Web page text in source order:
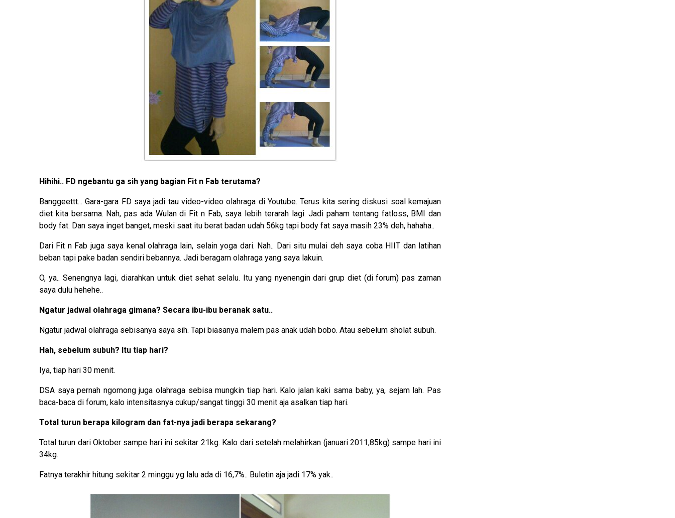
Hihihi.. FD ngebantu ga sih yang bagian Fit n Fab terutama?
Banggeettt... Gara-gara FD saya jadi tau video-video olahraga di Youtube. Terus kita sering diskusi soal kemajuan
diet kita bersama. Nah, pas ada Wulan di Fit n Fab, saya lebih terarah lagi. Jadi paham tentang fatloss, BMI dan
body fat. Dan saya inget banget, meski saat itu berat badan udah 56kg tapi body fat saya masih 23% deh, hahaha..
Dari Fit n Fab juga saya kenal olahraga lain, selain yoga dari. Nah.. Dari situ mulai deh saya coba HIIT dan latihan
beban tapi pake badan sendiri bebannya. Jadi beragam olahraga yang saya lakuin.
O, ya.. Senengnya lagi, diarahkan untuk diet sehat selalu. Itu yang nyenengin dari grup diet (di forum) pas zaman
saya dulu hehehe..
Ngatur jadwal olahraga gimana? Secara ibu-ibu beranak satu..
Ngatur jadwal olahraga sebisanya saya sih. Tapi biasanya malem pas anak udah bobo. Atau sebelum sholat subuh.
Hah, sebelum subuh? Itu tiap hari?
Iya, tiap hari 30 menit.
DSA saya pernah ngomong juga olahraga sebisa mungkin tiap hari. Kalo jalan kaki sama baby, ya, sejam lah. Pas
baca-baca di forum, kalo intensitasnya cukup/sangat tinggi 30 menit aja asalkan tiap hari.
Total turun berapa kilogram dan fat-nya jadi berapa sekarang?
Total turun dari Oktober sampe hari ini sekitar 21kg. Kalo dari setelah melahirkan (januari 2011,85kg) sampe hari ini
34kg.
Fatnya terakhir hitung sekitar 2 minggu yg lalu ada di 16,7%.. Buletin aja jadi 17% yak..